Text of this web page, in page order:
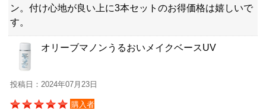
ン。付け心地が良い上に3本セットのお得価格は嬉しいで
す。
オリーブマノンうるおいメイクベースUV
投稿日：2024年07月23日
購入者